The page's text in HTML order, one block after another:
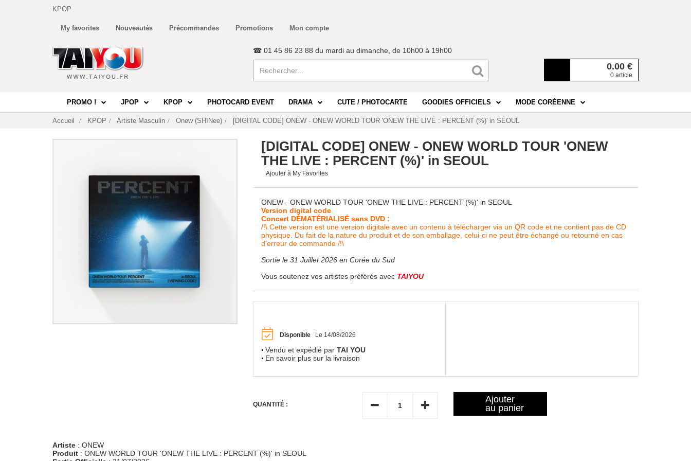
KPOP
My favorites Nouveautés Précommandes Promotions Mon compte
0.00 €
0 article
☎ 01 45 86 23 88 du mardi au dimanche, de 10h00 à 19h00
PROMO ! JPOP KPOP PHOTOCARD EVENT DRAMA CUTE / PHOTOCARTE GOODIES OFFICIELS MODE CORÉENNE
Accueil KPOP Artiste Masculin Onew (SHINee) [DIGITAL CODE] ONEW - ONEW WORLD TOUR 'ONEW THE LIVE : PERCENT (%)' in SEOUL
[DIGITAL CODE] ONEW - ONEW WORLD TOUR 'ONEW
THE LIVE : PERCENT (%)' in SEOUL
Ajouter à My Favorites
ONEW - ONEW WORLD TOUR 'ONEW THE LIVE : PERCENT (%)' in SEOUL
Version digital code
Concert DÉMATÉRIALISÉ sans DVD :
/!\ Cette version est une version digitale avec un contenu à télécharger via un QR code et ne contient pas de CD
physique. Du fait de la nature du produit et de son emballage, celui-ci ne peut être échangé ou retourné en cas
d'erreur de commande /!\
Sortie le 31 Juillet 2026 en Corée du Sud
Vous soutenez vos artistes préférés avec TAIYOU
Disponible Le 14/08/2026
Vendu et expédié par TAI YOU
En savoir plus sur la livraison
QUANTITÉ :
Ajouter
au panier
Artiste : ONEW
Produit : ONEW WORLD TOUR 'ONEW THE LIVE : PERCENT (%)' in SEOUL